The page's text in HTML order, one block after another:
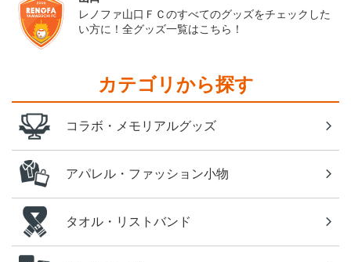
レノファ山口ＦＣのすべてのグッズをチェックした
い方に！全グッズ一覧はこちら！
カテゴリから探す
コラボ・メモリアルグッズ
アパレル・ファッション小物
タオル・リストバンド